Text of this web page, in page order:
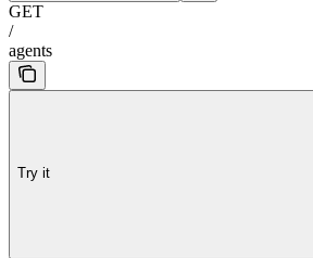
GET
/
agents
Try it